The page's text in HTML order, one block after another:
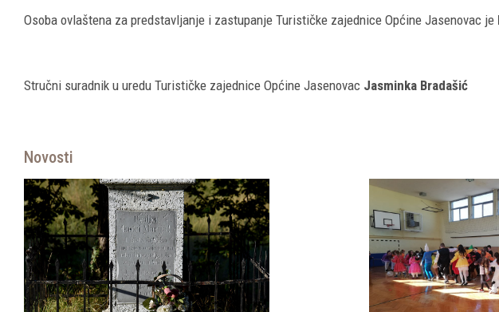
Osoba ovlaštena za predstavljanje i zastupanje Turističke zajednice Općine Jasenovac je
Stručni suradnik u uredu Turističke zajednice Općine Jasenovac Jasminka Bradašić
Novosti